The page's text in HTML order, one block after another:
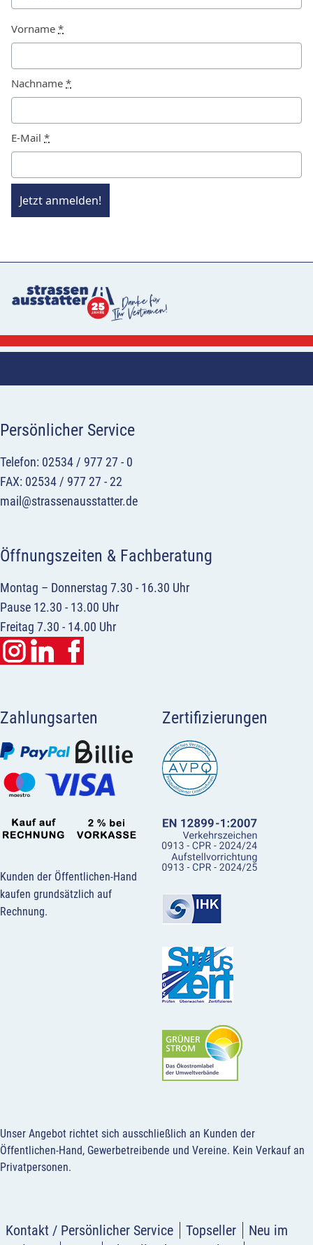
Vorname *
Nachname *
E-Mail *
Jetzt anmelden!
Persönlicher Service
Telefon: 02534 / 977 27 - 0
FAX: 02534 / 977 27 - 22
mail@strassenausstatter.de
Öffnungszeiten & Fachberatung
Montag – Donnerstag 7.30 - 16.30 Uhr
Pause 12.30 - 13.00 Uhr
Freitag 7.30 - 14.00 Uhr
Zahlungsarten
Kunden der Öffentlichen-Hand
kaufen grundsätzlich auf
Rechnung.
Zertifizierungen
Unser Angebot richtet sich ausschließlich an Kunden der
Öffentlichen-Hand, Gewerbetreibende und Vereine. Kein Verkauf an
Privatpersonen.
Kontakt / Persönlicher Service Topseller
Neu im